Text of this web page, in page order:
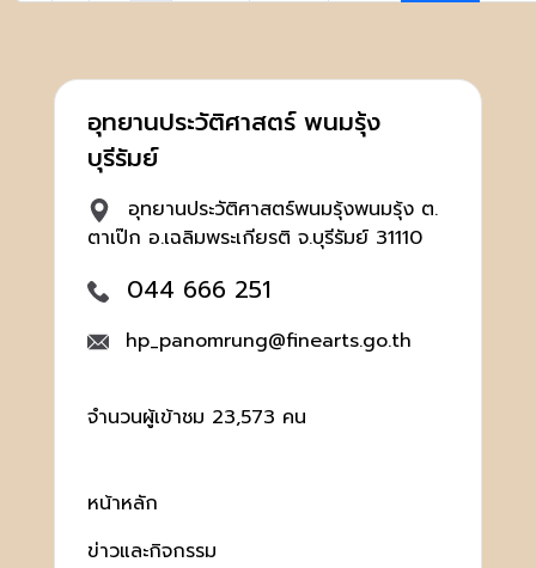
อุทยานประวัติศาสตร์ พนมรุ้ง
บุรีรัมย์
อุทยานประวัติศาสตร์พนมรุ้งพนมรุ้ง ต.
ตาเป๊ก อ.เฉลิมพระเกียรติ จ.บุรีรัมย์ 31110
044 666 251
hp_panomrung@finearts.go.th
จำนวนผู้เข้าชม 23,573 คน
หน้าหลัก
ข่าวและกิจกรรม